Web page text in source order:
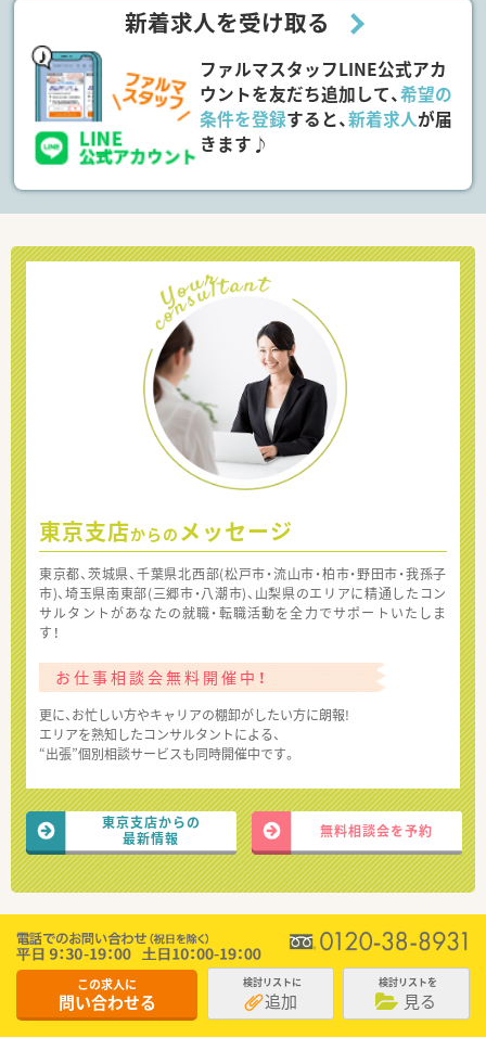
新着求人を受け取る
ファルマスタッフLINE公式アカ
ウントを友だち追加して、希望の
条件を登録すると、新着求人が届
きます♪
東京支店からの メッセージ
東京都、茨城県、千葉県北西部(松戸市・流山市・柏市・野田市・我孫子
市)、埼玉県南東部(三郷市・八潮市)、山梨県のエリアに精通したコン
サルタントがあなたの就職・転職活動を全力でサポートいたしま
す！
お仕事相談会無料開催中！
更に、お忙しい方やキャリアの棚卸がしたい方に朗報!
エリアを熟知したコンサルタントによる、
“出張”個別相談サービスも同時開催中です。
東京支店からの
最新情報
無料相談会を予約
この求人に
問い合わせる
検討リストに
追加
検討リストを
見る